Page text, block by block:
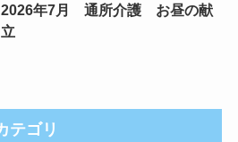
2026年7月 通所介護 お昼の献
立
テゴリ